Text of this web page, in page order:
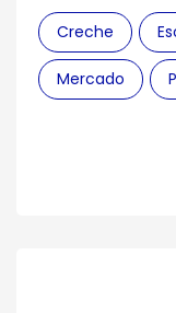
Creche
Mercado